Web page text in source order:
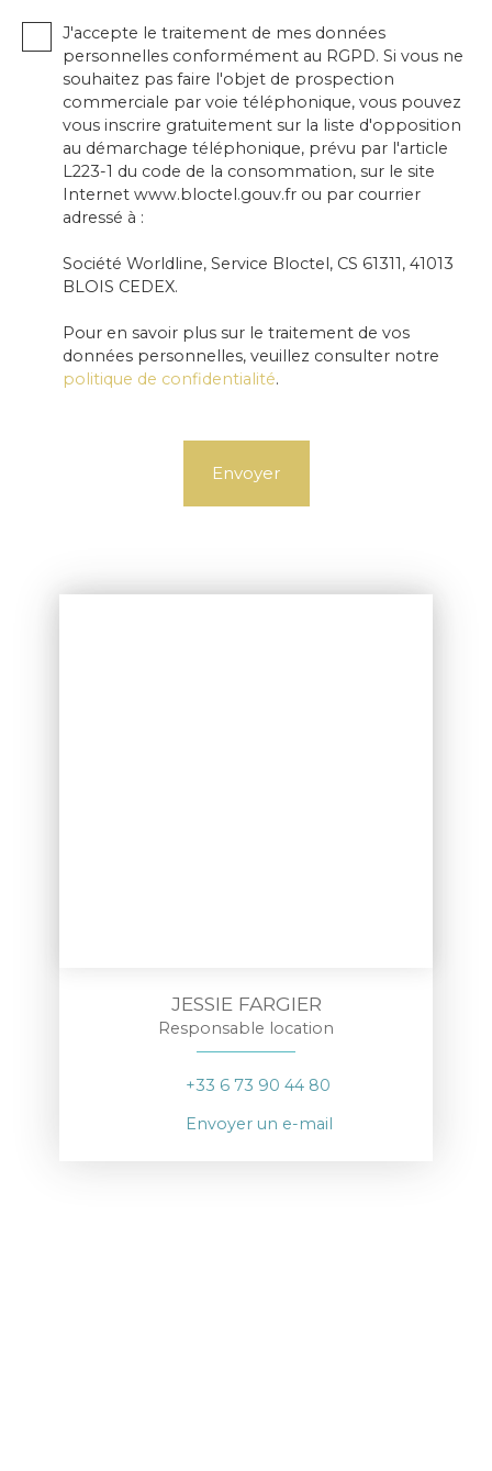
J'accepte le traitement de mes données
personnelles conformément au RGPD. Si vous ne
souhaitez pas faire l'objet de prospection
commerciale par voie téléphonique, vous pouvez
vous inscrire gratuitement sur la liste d'opposition
au démarchage téléphonique, prévu par l'article
L223-1 du code de la consommation, sur le site
Internet www.bloctel.gouv.fr ou par courrier
adressé à :
Société Worldline, Service Bloctel, CS 61311, 41013
BLOIS CEDEX.
Pour en savoir plus sur le traitement de vos
données personnelles, veuillez consulter notre
politique de confidentialité.
Envoyer
JESSIE FARGIER
Responsable location
+33 6 73 90 44 80
Envoyer un e-mail